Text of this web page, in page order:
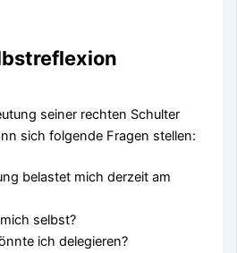
seiner rechten Schulter
sich folgende Fragen stellen:
belastet mich derzeit am
selbst?
ich delegieren?